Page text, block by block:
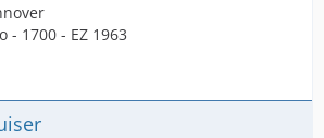
- 1700 - EZ 1963